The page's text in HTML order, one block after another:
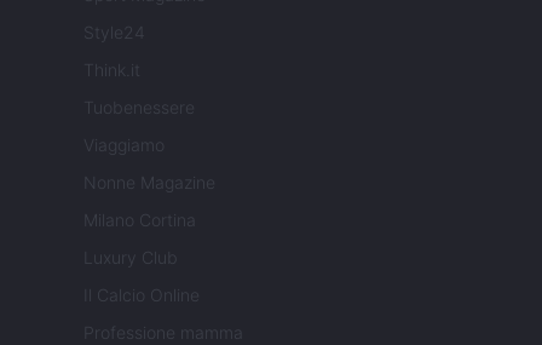
Style24
Think.it
Tuobenessere
Viaggiamo
Nonne Magazine
Milano Cortina
Luxury Club
Il Calcio Online
Professione mamma